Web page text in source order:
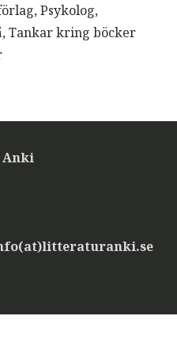
,Psykolog,
,Tankar kring böcker